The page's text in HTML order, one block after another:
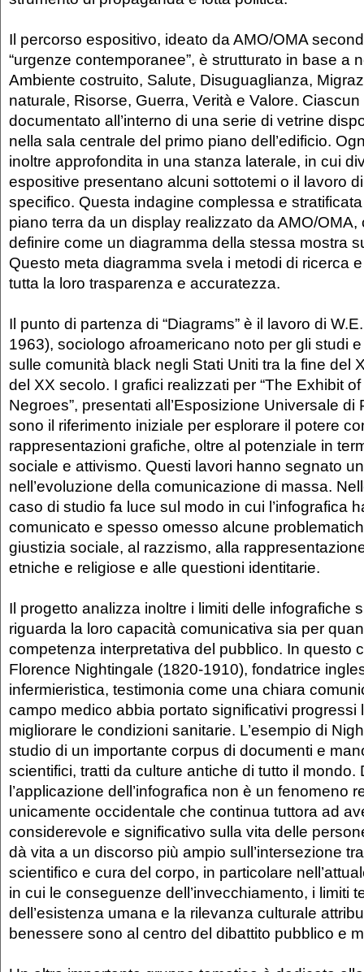
Il percorso espositivo, ideato da AMO/OMA
“urgenze contemporanee”, è strutturato in base a
Ambiente costruito, Salute, Disuguaglianza,
naturale, Risorse, Guerra, Verità e Valore.
documentato all’interno di una serie di vetrine
nella sala centrale del primo piano dell’edificio.
inoltre approfondita in una stanza laterale, in cui
espositive presentano alcuni sottotemi o il lavoro
specifico. Questa indagine complessa e
piano terra da un display realizzato da AMO/OMA,
definire come un diagramma della stessa mostra
Questo meta diagramma svela i metodi di ricerca
tutta la loro trasparenza e accuratezza.
Il punto di partenza di “Diagrams” è il lavoro di
1963), sociologo afroamericano noto per gli studi
sulle comunità black negli Stati Uniti tra la fine del
del XX secolo. I grafici realizzati per “The Exhibit
Negroes”, presentati all’Esposizione Universale di
sono il riferimento iniziale per esplorare il potere
rappresentazioni grafiche, oltre al potenziale in
sociale e attivismo. Questi lavori hanno segnato
nell’evoluzione della comunicazione di massa.
caso di studio fa luce sul modo in cui l’infografica
comunicato e spesso omesso alcune
giustizia sociale, al razzismo, alla
etniche e religiose e alle questioni identitarie.
Il progetto analizza inoltre i limiti delle infografiche
riguarda la loro capacità comunicativa sia per
competenza interpretativa del pubblico. In questo
Florence Nightingale (1820-1910), fondatrice
infermieristica, testimonia come una chiara
campo medico abbia portato significativi progressi
migliorare le condizioni sanitarie. L’esempio di
studio di un importante corpus di documenti e
scientifici, tratti da culture antiche di tutto il mondo.
l’applicazione dell’infografica non è un fenomeno
unicamente occidentale che continua tuttora ad
considerevole e significativo sulla vita delle
dà vita a un discorso più ampio sull’intersezione
scientifico e cura del corpo, in particolare
in cui le conseguenze dell’invecchiamento, i limiti
dell’esistenza umana e la rilevanza culturale
benessere sono al centro del dibattito pubblico e